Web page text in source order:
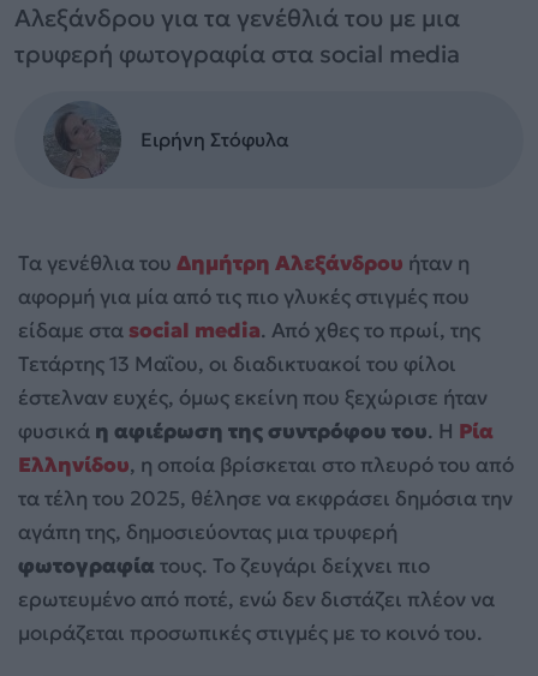
Αλεξάνδρου για τα γενέθλιά του με μια
τρυφερή φωτογραφία στα social media
Ειρήνη Στόφυλα
Τα γενέθλια του Δημήτρη Αλεξάνδρου ήταν η
αφορμή για μία από τις πιο γλυκές στιγμές που
είδαμε στα social media. Από χθες το πρωί, της
Τετάρτης 13 Μαΐου, οι διαδικτυακοί του φίλοι
έστελναν ευχές, όμως εκείνη που ξεχώρισε ήταν
φυσικά η αφιέρωση της συντρόφου του. Η Ρία
Ελληνίδου, η οποία βρίσκεται στο πλευρό του από
τα τέλη του 2025, θέλησε να εκφράσει δημόσια την
αγάπη της, δημοσιεύοντας μια τρυφερή
φωτογραφία τους. Το ζευγάρι δείχνει πιο
ερωτευμένο από ποτέ, ενώ δεν διστάζει πλέον να
μοιράζεται προσωπικές στιγμές με το κοινό του.